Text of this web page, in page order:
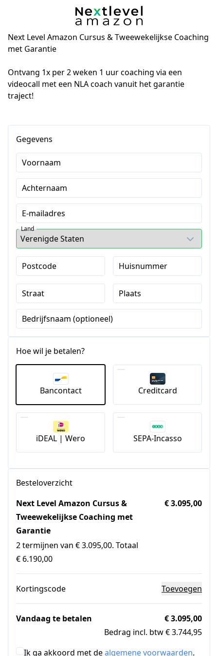
Next Level Amazon Cursus & Tweewekelijkse Coaching
met Garantie
Ontvang 1x per 2 weken 1 uur coaching via een
videocall met een NLA coach vanuit het garantie
traject!
Gegevens
Voornaam
Achternaam
E-mailadres
Land
Postcode Huisnummer
Straat Plaats
Bedrijfsnaam (optioneel)
Hoe wil je betalen?
Bancontact Creditcard
iDEAL | Wero SEPA-Incasso
Besteloverzicht
Next Level Amazon Cursus &
Tweewekelijkse Coaching met
Garantie
2 termijnen van € 3.095,00. Totaal
€ 6.190,00
€ 3.095,00
Kortingscode Toevoegen
Vandaag te betalen
€ 3.095,00
Bedrag incl. btw € 3.744,95
Ik ga akkoord met dealgemene voorwaarden.